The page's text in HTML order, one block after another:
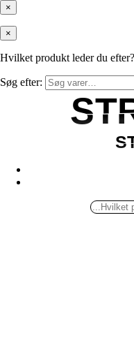
×
×
Hvilket produkt leder du efter?
Søg efter: